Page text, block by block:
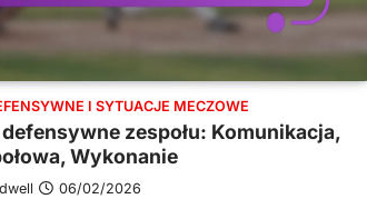
I SYTUACJE MECZOWE
zespołu: Komunikacja,
Wykonanie
06/02/2026